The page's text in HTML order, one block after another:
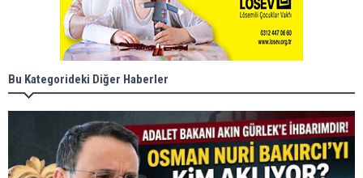
Bu Kategorideki Diğer Haberler